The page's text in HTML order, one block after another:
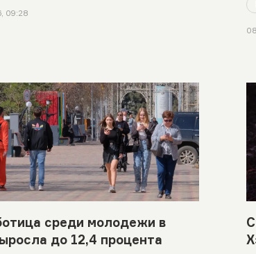
09:28
среди молодежи в
до 12,4 процента